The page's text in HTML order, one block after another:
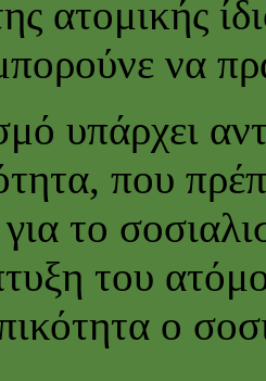
ατομικής
να
υπάρχει
που
το
του
ο